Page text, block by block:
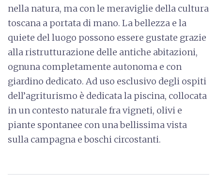
nella natura, ma con le meraviglie della cultura
toscana a portata di mano. La bellezza e la
quiete del luogo possono essere gustate grazie
alla ristrutturazione delle antiche abitazioni,
ognuna completamente autonoma e con
giardino dedicato. Ad uso esclusivo degli ospiti
dell’agriturismo è dedicata la piscina, collocata
in un contesto naturale fra vigneti, olivi e
piante spontanee con una bellissima vista
sulla campagna e boschi circostanti.